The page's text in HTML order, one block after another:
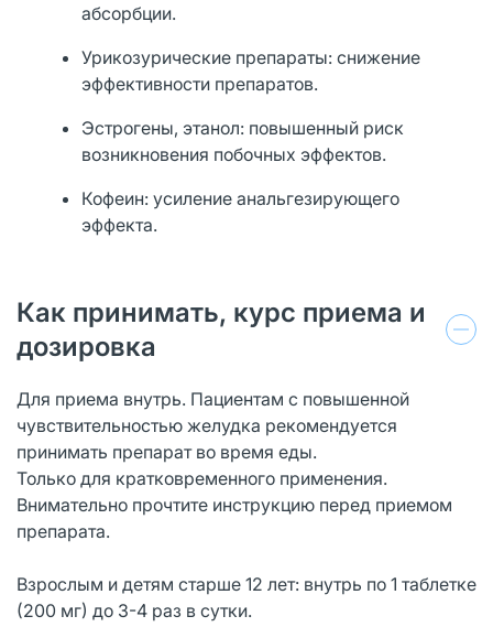
абсорбции.
Урикозурические препараты: снижение
эффективности препаратов.
Эстрогены, этанол: повышенный риск
возникновения побочных эффектов.
Кофеин: усиление анальгезирующего
эффекта.
Как принимать, курс приема и
дозировка
Для приема внутрь. Пациентам с повышенной
чувствительностью желудка рекомендуется
принимать препарат во время еды.
Только для кратковременного применения.
Внимательно прочтите инструкцию перед приемом
препарата.
Взрослым и детям старше 12 лет: внутрь по 1 таблетке
(200 мг) до 3-4 раз в сутки.